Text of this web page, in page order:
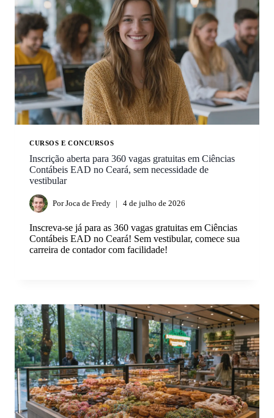
CURSOS E CONCURSOS
Inscrição aberta para 360 vagas gratuitas em Ciências
Contábeis EAD no Ceará, sem necessidade de
vestibular
Por Joca de Fredy 4 de julho de 2026
Inscreva-se já para as 360 vagas gratuitas em Ciências
Contábeis EAD no Ceará! Sem vestibular, comece sua
carreira de contador com facilidade!